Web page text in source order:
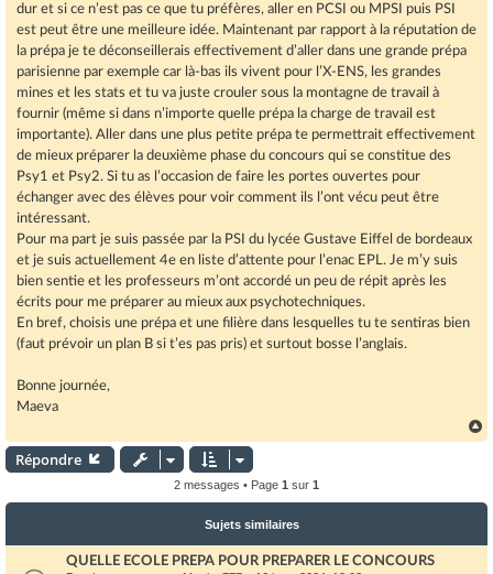
dur et si ce n’est pas ce que tu préfères, aller en PCSI ou MPSI puis PSI
est peut être une meilleure idée. Maintenant par rapport à la réputation de
la prépa je te déconseillerais effectivement d’aller dans une grande prépa
parisienne par exemple car là-bas ils vivent pour l’X-ENS, les grandes
mines et les stats et tu va juste crouler sous la montagne de travail à
fournir (même si dans n’importe quelle prépa la charge de travail est
importante). Aller dans une plus petite prépa te permettrait effectivement
de mieux préparer la deuxième phase du concours qui se constitue des
Psy1 et Psy2. Si tu as l’occasion de faire les portes ouvertes pour
échanger avec des élèves pour voir comment ils l’ont vécu peut être
intéressant.
Pour ma part je suis passée par la PSI du lycée Gustave Eiffel de bordeaux
et je suis actuellement 4e en liste d’attente pour l’enac EPL. Je m’y suis
bien sentie et les professeurs m’ont accordé un peu de répit après les
écrits pour me préparer au mieux aux psychotechniques.
En bref, choisis une prépa et une filière dans lesquelles tu te sentiras bien
(faut prévoir un plan B si t’es pas pris) et surtout bosse l’anglais.
Bonne journée,
Maeva
a
Répondre
2 messages • Page 1 sur 1
Sujets similaires
QUELLE ECOLE PREPA POUR PREPARER LE CONCOURS